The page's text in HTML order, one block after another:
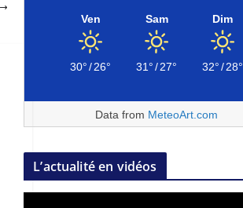
Ven
30°/26°
Sam
31°/27°
Dim
32°/28°
Data from MeteoArt.com
L’actualité en vidéos